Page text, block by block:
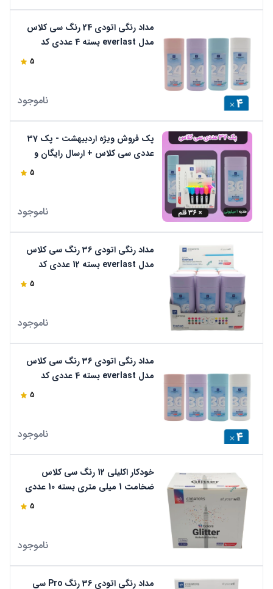
مداد رنگی اتودی 24 رنگ سی کلاس
مدل everlast بسته 4 عددی کد
5
ناموجود
پک فروش ویژه اردبیهشت - پک 37
عددی سی کلاس + ارسال رایگان و
5
ناموجود
مداد رنگی اتودی 36 رنگ سی کلاس
مدل everlast بسته 12 عددی کد
5
ناموجود
مداد رنگی اتودی 36 رنگ سی کلاس
مدل everlast بسته 4 عددی کد
5
ناموجود
خودکار اکلیلی 12 رنگ سی کلاس
ضخامت 1 میلی متری بسته 10 عددی
5
ناموجود
مداد رنگی اتودی 36 رنگ Pro سی